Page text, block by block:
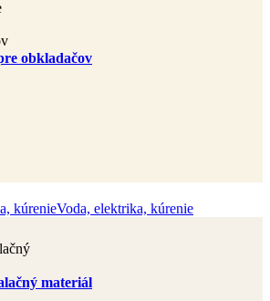
obkladačov
Voda, elektrika, kúrenie
materiál